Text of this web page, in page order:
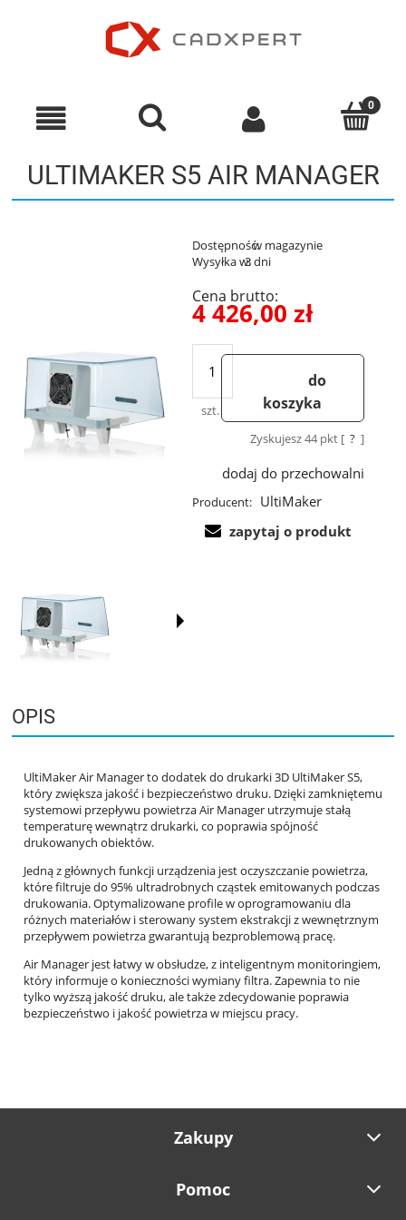
ULTIMAKER S5 AIR MANAGER
Dostępność:w magazynie
Wysyłka w:3 dni
Cena brutto:
4 426,00 zł
szt.
do
koszyka
Zyskujesz44pkt [ ? ]
dodaj do przechowalni
Producent: UltiMaker
zapytaj o produkt
OPIS
UltiMaker Air Manager to dodatek do drukarki 3D UltiMaker S5,
który zwiększa jakość i bezpieczeństwo druku. Dzięki zamkniętemu
systemowi przepływu powietrza Air Manager utrzymuje stałą
temperaturę wewnątrz drukarki, co poprawia spójność
drukowanych obiektów.
Jedną z głównych funkcji urządzenia jest oczyszczanie powietrza,
które filtruje do 95% ultradrobnych cząstek emitowanych podczas
drukowania. Optymalizowane profile w oprogramowaniu dla
różnych materiałów i sterowany system ekstrakcji z wewnętrznym
przepływem powietrza gwarantują bezproblemową pracę.
Air Manager jest łatwy w obsłudze, z inteligentnym monitoringiem,
który informuje o konieczności wymiany filtra. Zapewnia to nie
tylko wyższą jakość druku, ale także zdecydowanie poprawia
bezpieczeństwo i jakość powietrza w miejscu pracy.
Zakupy
Pomoc